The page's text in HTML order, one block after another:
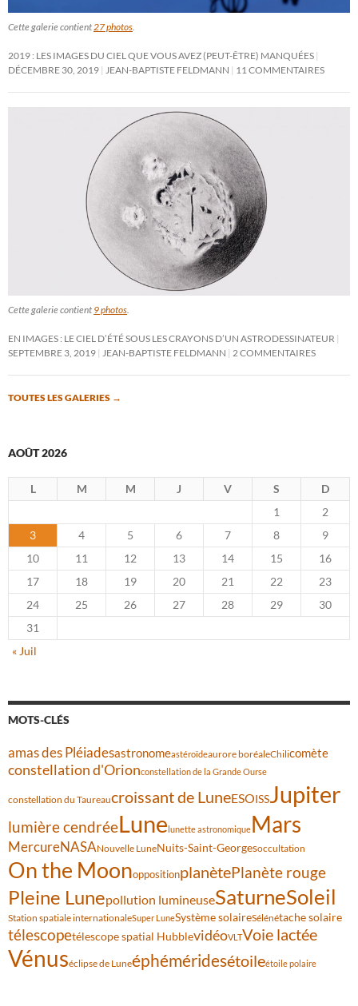
Cette galerie contient 27 photos
2019 : LES IMAGES DU CIEL QUE VOUS AVEZ (PEUT-ÊTRE) MANQUÉES
DÉCEMBRE 30, 2019
JEAN-BAPTISTE FELDMANN 11 COMMENTAIRES
Cette galerie contient 9 photos.
EN IMAGES : LE CIEL D’ÉTÉ SOUS LES CRAYONS D’UN ASTRODESSINATEUR
SEPTEMBRE 3, 2019 JEAN-BAPTISTE FELDMANN 2 COMMENTAIRES
TOUTES LES GALERIES →
AOÛT 2026
L M M J V S
D
1
2
3
4 5 6 7 8
9
10
11 12 13 14 15
16
17
18 19 20 21 22
23
24
25 26 27 28 29
30
31
« Juil
MOTS-CLÉS
amas des Pléiadesastronomeastéroïdeaurore boréaleChilicomète
constellation d'Orionconstellation de la Grande Ourse
constellation du Taureaucroissant de LuneESOISSJupiter
lumière cendréeLune lunette astronomiqueMars
MercureNASANouvelle LuneNuits-Saint-Georgesoccultation
On the MoonoppositionplanètePlanète rouge
Pleine Lunepollution lumineuseSaturneSoleil
Station spatiale internationaleSuper LuneSystème solaireSélénétache solaire
télescopetélescope spatial HubblevidéoVLTVoie lactée
Vénuséclipse de Luneéphéméridesétoileétoile polaire